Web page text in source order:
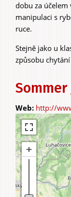
dobu za účelem
manipulaci s
ruce.
Stejně jako u
způsobu
http://